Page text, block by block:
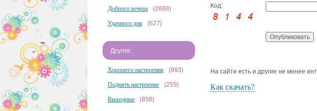
Доброго вечера (2688)
Удачного дня (627)
Другие:
Хорошего настроения (983)
Поднять настроение (255)
Выходные (858)
Код:
На сайте есть и другие не менее
Как скачать?